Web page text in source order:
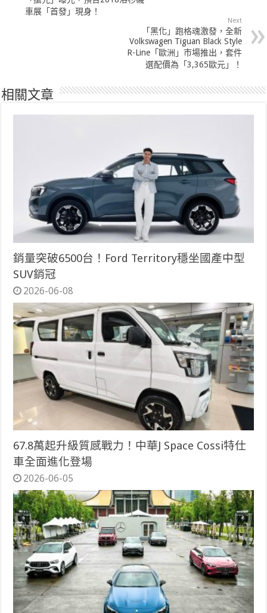
車展「首發」現身！
Next
「黑化」跑格魂激發，全新
Volkswagen Tiguan Black Style
R-Line「歐洲」市場推出，套件
選配價為「3,365歐元」！
相關文章
銷量突破6500台！Ford Territory穩坐國產中型
SUV銷冠
2026-06-08
67.8萬起升級質感戰力！中華J Space Cossi特仕
車全面進化登場
2026-06-05